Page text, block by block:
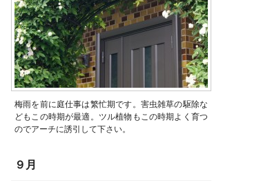
梅雨を前に庭仕事は繁忙期です。害虫雑草の駆除な
どもこの時期が最適。ツル植物もこの時期よく育つ
のでアーチに誘引して下さい。
９月